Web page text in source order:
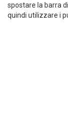
spostare la barra
quindi utilizzare i